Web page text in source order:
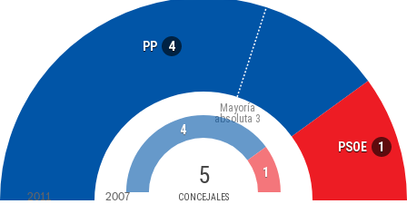
PP 4
PSOE 1
5
CONCEJALES
Mayoría
absoluta 3
4
1
2011 2007